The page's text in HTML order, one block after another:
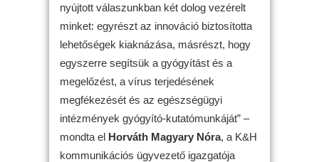
nyújtott válaszunkban két dolog vezérelt
minket: egyrészt az innováció biztosította
lehetőségek kiaknázása, másrészt, hogy
egyszerre segítsük a gyógyítást és a
megelőzést, a vírus terjedésének
megfékezését és az egészségügyi
intézmények gyógyító-kutatómunkáját” –
mondta el Horváth Magyary Nóra, a K&H
kommunikációs ügyvezető igazgatója